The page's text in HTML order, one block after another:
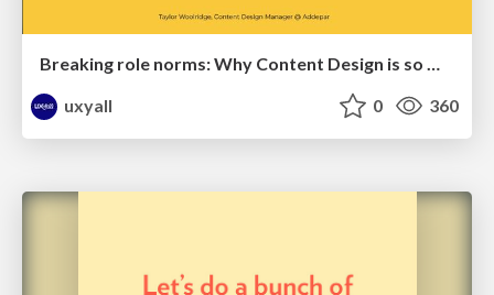
Breaking role norms: Why Content Design is so much more than writing copy - Taylor Woolridge
uxyall
0 360